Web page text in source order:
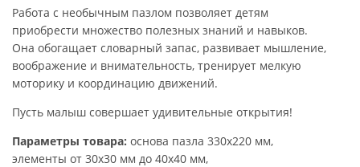
Работа с необычным пазлом позволяет детям
приобрести множество полезных знаний и навыков.
Она обогащает словарный запас, развивает мышление,
воображение и внимательность, тренирует мелкую
моторику и координацию движений.
Пусть малыш совершает удивительные открытия!
Параметры товара: основа пазла 330х220 мм,
элементы от 30х30 мм до 40х40 мм,